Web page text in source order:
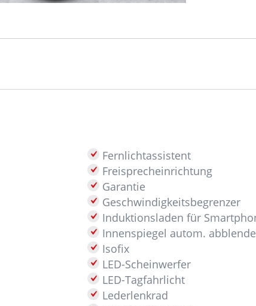
Fernlichtassistent
Freisprecheinrichtung
Garantie
Geschwindigkeitsbegrenzer
Induktionsladen für
Innenspiegel autom.
Isofix
LED-Scheinwerfer
LED-Tagfahrlicht
Lederlenkrad